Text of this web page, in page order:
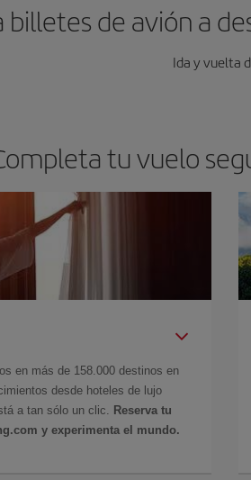
de avión a
Ida y vuelta
tu vuelo
en más de 158.000 destinos en
desde hoteles de lujo
a tan sólo un clic.
Reserva tu
y experimenta el mundo.